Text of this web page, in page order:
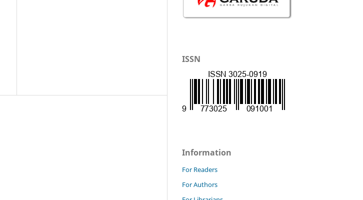
ISSN
Information
For Readers
For Authors